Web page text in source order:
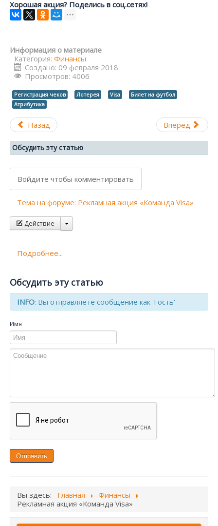
Хорошая акция? Поделись в соц.сетях!
Информация о материале
Категория: Финансы
Создано: 09 февраля 2018
Просмотров: 4006
Регистрация чеков Лотерея Visa
Билет на футбол
Атрибутика
Назад Вперед
Обсудить эту статью
Войдите чтобы комментировать
Тема на форуме: Рекламная акция «Команда Visa»
Действие
Подробнее...
Обсудить эту статью
INFO: Вы отправляете сообщение как 'Гость'
Имя
Отправить
Вы здесь: Главная
Финансы
Рекламная акция «Команда Visa»